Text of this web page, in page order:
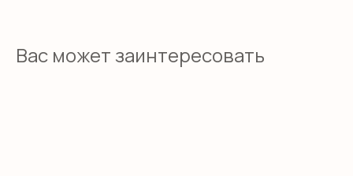
Вас может заинтересовать